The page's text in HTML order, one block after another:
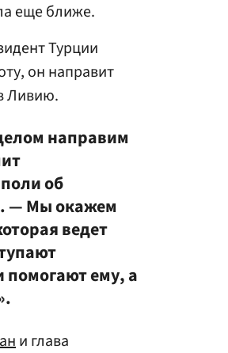
еще ближе.
Турции
он направит
Ливию.
направим
об
— Мы окажем
ведет
помогают ему, а
и глава